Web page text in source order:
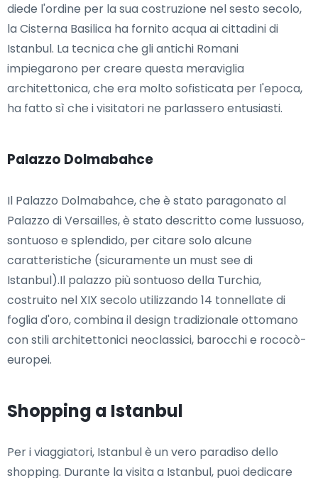
diede l'ordine per la sua costruzione nel sesto secolo,
la Cisterna Basilica ha fornito acqua ai cittadini di
Istanbul. La tecnica che gli antichi Romani
impiegarono per creare questa meraviglia
architettonica, che era molto sofisticata per l'epoca,
ha fatto sì che i visitatori ne parlassero entusiasti.
Palazzo Dolmabahce
Il Palazzo Dolmabahce, che è stato paragonato al
Palazzo di Versailles, è stato descritto come lussuoso,
sontuoso e splendido, per citare solo alcune
caratteristiche (sicuramente un must see di
Istanbul).Il palazzo più sontuoso della Turchia,
costruito nel XIX secolo utilizzando 14 tonnellate di
foglia d'oro, combina il design tradizionale ottomano
con stili architettonici neoclassici, barocchi e rococò-
europei.
Shopping a Istanbul
Per i viaggiatori, Istanbul è un vero paradiso dello
shopping. Durante la visita a Istanbul, puoi dedicare